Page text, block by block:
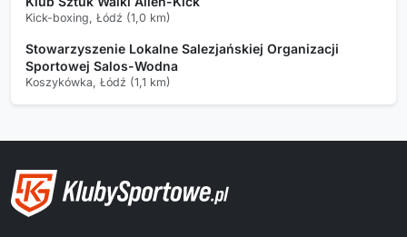
Kick-boxing, Łódź (1,0 km)
Stowarzyszenie Lokalne Salezjańskiej Organizacji
Sportowej Salos-Wodna
Koszykówka, Łódź (1,1 km)